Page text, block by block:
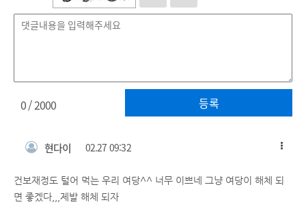
등록
0/ 2000
현다이 02.27 09:32
건보재정도 털어 먹는 우리 여당^^ 너무 이쁘네 그냥 여당이 해체 되
면 좋겠다,,,제발 해체 되자